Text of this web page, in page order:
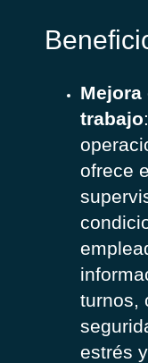
trabajo
ofrece
turnos,
estrés